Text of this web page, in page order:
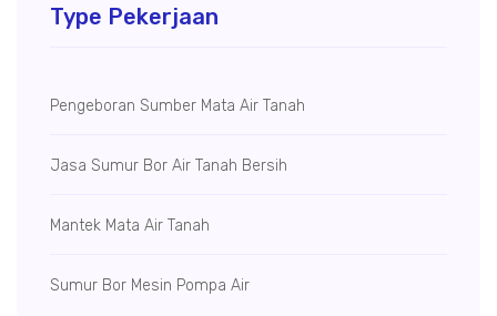
Type Pekerjaan
Pengeboran Sumber Mata Air Tanah
Jasa Sumur Bor Air Tanah Bersih
Mantek Mata Air Tanah
Sumur Bor Mesin Pompa Air